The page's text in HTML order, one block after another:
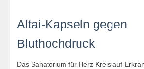
Altai-Kapseln gegen
Bluthochdruck
Das Sanatorium für